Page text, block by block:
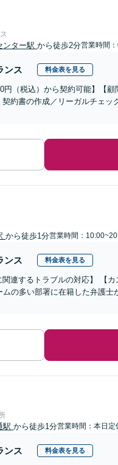
ンター駅 から徒歩2分営業時間
ンス 料金表を見る
円（税込）から契約可能】【
約書の作成／リーガルチェ
から徒歩1分営業時間：
ンス 料金表を見る
関連するトラブルの対応】 【
の多い部署に在籍した弁護
駅 から徒歩1分営業時間：本日定
ンス 料金表を見る